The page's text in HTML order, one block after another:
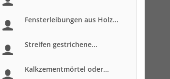
Fensterleibungen aus Holz...
Streifen gestrichene...
Kalkzementmörtel oder...